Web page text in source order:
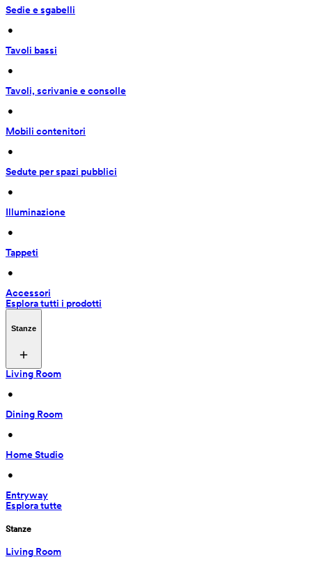
Sedie e sgabelli
•
Tavoli bassi
•
Tavoli, scrivanie e consolle
•
Mobili contenitori
•
Sedute per spazi pubblici
•
Illuminazione
•
Tappeti
•
Accessori
Esplora tutti i prodotti
Stanze
Living Room
•
Dining Room
•
Home Studio
•
Entryway
Esplora tutte
Stanze
Living Room